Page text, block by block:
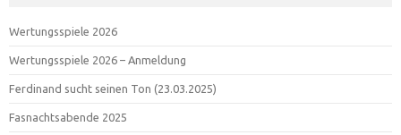
Wertungsspiele 2026
Wertungsspiele 2026 – Anmeldung
Ferdinand sucht seinen Ton (23.03.2025)
Fasnachtsabende 2025